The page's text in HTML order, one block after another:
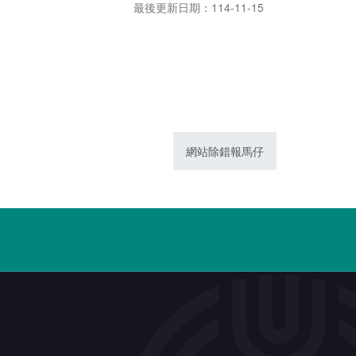
最後更新日期：114-11-15
網站除錯報馬仔